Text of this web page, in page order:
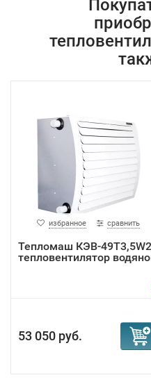
избранное сравнить
Тепломаш КЭВ-49T3,5W2
тепловентилятор
53 050 руб.